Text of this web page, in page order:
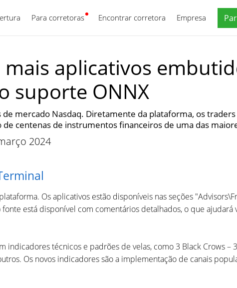
Para corretoras Encontrar corretora Empresa
Português
aplicativos
suporte ONNX
mercado Nasdaq. Diretamente da plataforma, os
centenas de instrumentos financeiros de uma das
2024
Os aplicativos estão disponíveis nas seções
está disponível com comentários detalhados, o que ajudará
técnicos e padrões de velas, como 3 Black Crows –
Os novos indicadores são a implementação de canais